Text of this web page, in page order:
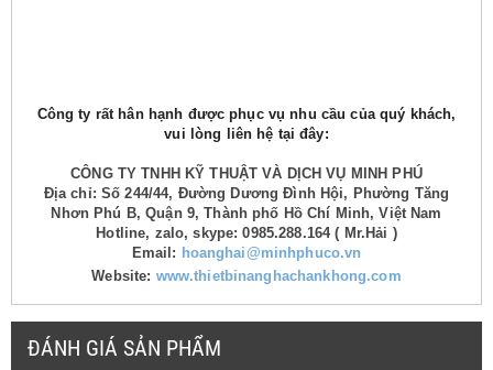
Công ty rất hân hạnh được phục vụ nhu cầu của quý khách,
vui lòng liên hệ tại đây:
CÔNG TY TNHH KỸ THUẬT VÀ DỊCH VỤ MINH PHÚ
Địa chỉ: Số 244/44, Đường Dương Đình Hội, Phường Tăng
Nhơn Phú B, Quận 9, Thành phố Hồ Chí Minh, Việt Nam
Hotline, zalo, skype: 0985.288.164 ( Mr.Hải )
Email: hoanghai@minhphuco.vn
Website: www.thietbinanghachankhong.com
ĐÁNH GIÁ SẢN PHẨM